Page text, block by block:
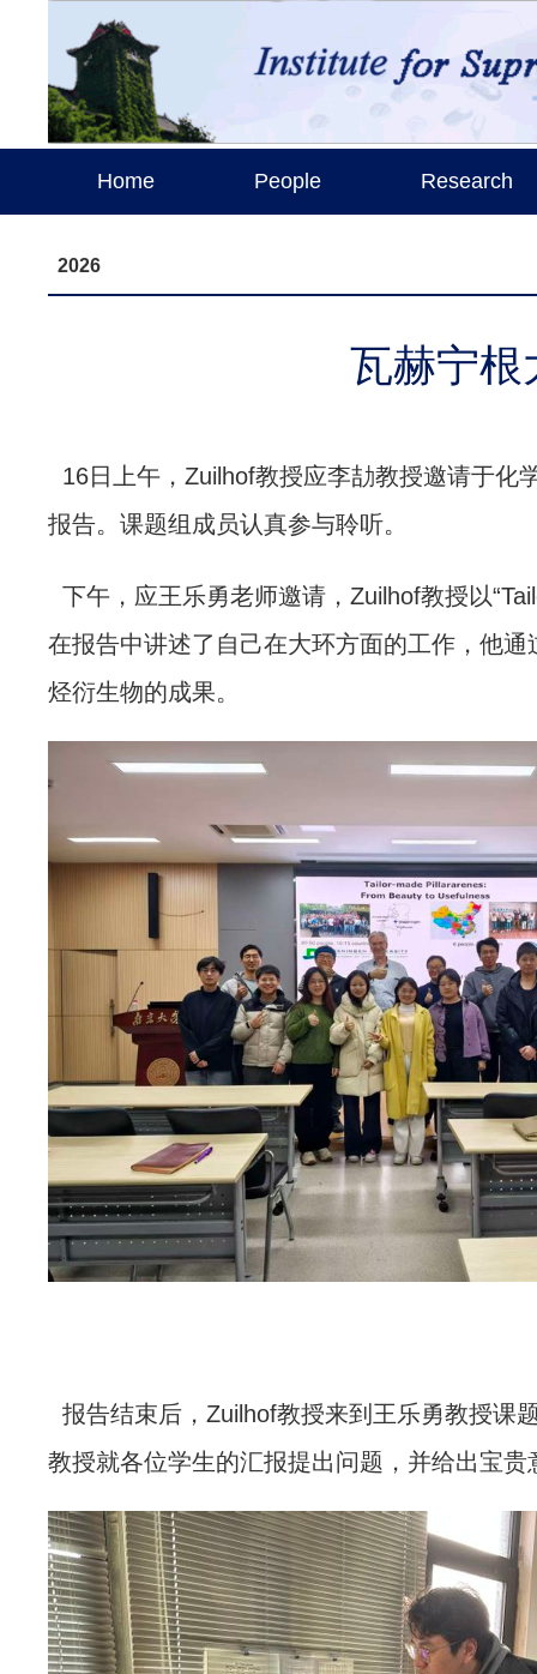
Home People Research
2026
瓦赫宁根
16日上午， Zuilhof教授应李劼教授邀请于化
报告。课题组成员认真参与聆听。
下午， 应王乐勇老师邀请， Zuilhof教授以“
在报告中讲述了自己在大环方面的工作，他
烃衍生物的成果。
报告结束后， Zuilhof教授来到王乐勇教授课
教授就各位学生的汇报提出问题，并给出宝贵